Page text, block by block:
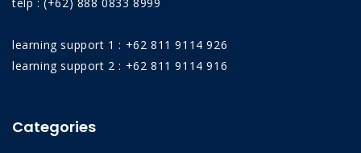
learning support 1 : +62 811 9114 926
learning support 2 : +62 811 9114 916
Categories